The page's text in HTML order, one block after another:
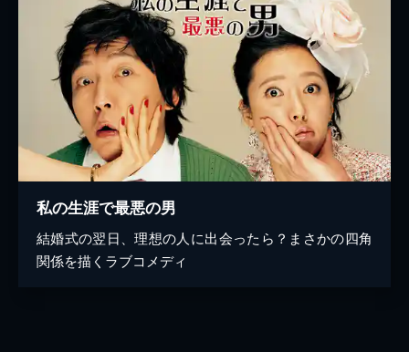
私の生涯で最悪の男
結婚式の翌日、理想の人に出会ったら？まさかの四角
関係を描くラブコメディ